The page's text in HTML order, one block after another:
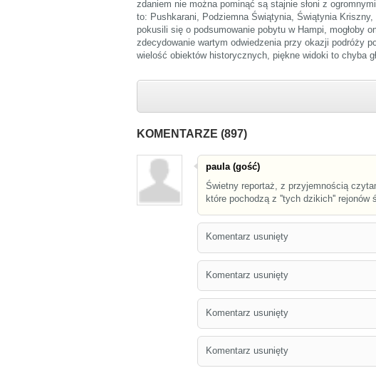
zdaniem nie można pominąć są stajnie słoni z
to: Pushkarani, Podziemna Świątynia, Świątynia
pokusili się o podsumowanie pobytu w Hampi, mogłoby
zdecydowanie wartym odwiedzenia przy okazji podróży
wielość obiektów historycznych, piękne widoki to chyba
KOMENTARZE (897)
paula (gość)
Świetny reportaż, z przyjemnością
które pochodzą z ''tych dzikich'' rejonów
Komentarz usunięty
Komentarz usunięty
Komentarz usunięty
Komentarz usunięty